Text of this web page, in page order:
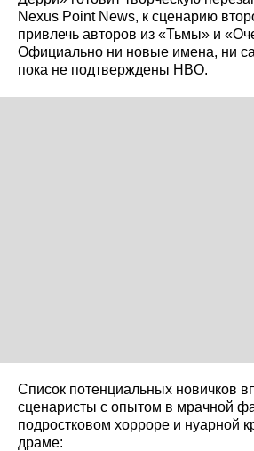
Nexus Point News, к сценарию
привлечь авторов из «Тьмы» и
Официально ни новые имена, ни
пока не подтверждены HBO.
Список потенциальных новичков
сценаристы с опытом в мрачной
подростковом хорроре и нуарной
драме: